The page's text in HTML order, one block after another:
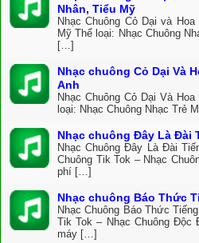
Nhân, Tiểu Mỹ
Nhạc Chuông Cỏ Dại và
Mỹ Thể loại: Nhạc Chuông
[…]
Nhạc chuông Cỏ Dại Và
Anh
Nhạc Chuông Cỏ Dại Và
loại: Nhạc Chuông Nhạc Trẻ
Nhạc chuông Đây Là Đài
Nhạc Chuông Đây Là Đài
Chuông Tik Tok – Nhạc
phí […]
Nhạc chuông Báo Thức
Nhạc Chuông Báo Thức
Tik Tok – Nhạc Chuông
máy […]